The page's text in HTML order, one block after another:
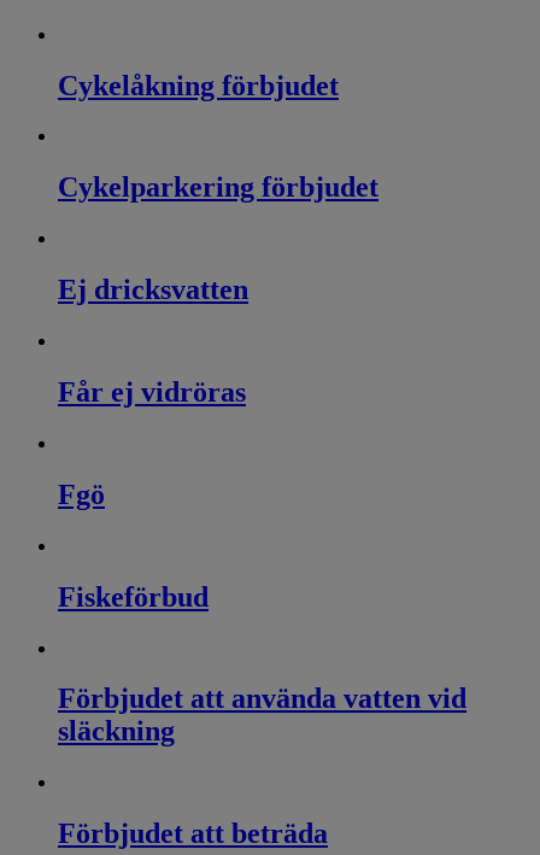
Cykelåkning förbjudet
Cykelparkering förbjudet
Ej dricksvatten
Får ej vidröras
Fgö
Fiskeförbud
Förbjudet att använda vatten vid
släckning
Förbjudet att beträda